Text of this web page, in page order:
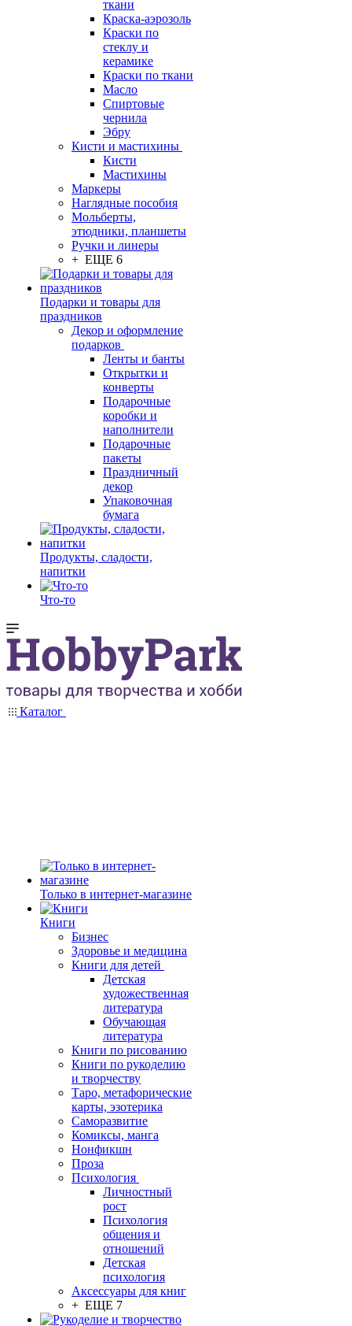
ткани
Краска-аэрозоль
Краски по
стеклу и
керамике
Краски по ткани
Масло
Спиртовые
чернила
Эбру
Кисти и мастихины
Кисти
Мастихины
Маркеры
Наглядные пособия
Мольберты,
этюдники, планшеты
Ручки и линеры
+ ЕЩЕ 6
Подарки и товары для
праздников
Декор и оформление
подарков
Ленты и банты
Открытки и
конверты
Подарочные
коробки и
наполнители
Подарочные
пакеты
Праздничный
декор
Упаковочная
бумага
Продукты, сладости,
напитки
Что-то
Каталог
Только в интернет-магазине
Книги
Бизнес
Здоровье и медицина
Книги для детей
Детская
художественная
литература
Обучающая
литература
Книги по рисованию
Книги по рукоделию
и творчеству
Таро, метафорические
карты, эзотерика
Саморазвитие
Комиксы, манга
Нонфикшн
Проза
Психология
Личностный
рост
Психология
общения и
отношений
Детская
психология
Аксессуары для книг
+ ЕЩЕ 7